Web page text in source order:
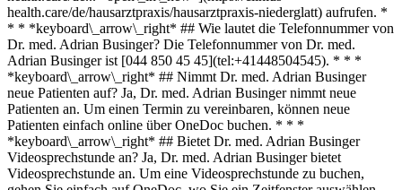
health.care/de/hausarztpraxis/hausarztpraxis-niederglatt) aufrufen. *
* * *keyboard\_arrow\_right* ## Wie lautet die Telefonnummer von
Dr. med. Adrian Businger? Die Telefonnummer von Dr. med.
Adrian Businger ist [044 850 45 45](tel:+41448504545). * * *
*keyboard\_arrow\_right* ## Nimmt Dr. med. Adrian Businger
neue Patienten auf? Ja, Dr. med. Adrian Businger nimmt neue
Patienten an. Um einen Termin zu vereinbaren, können neue
Patienten einfach online über OneDoc buchen. * * *
*keyboard\_arrow\_right* ## Bietet Dr. med. Adrian Businger
Videosprechstunde an? Ja, Dr. med. Adrian Businger bietet
Videosprechstunde an. Um eine Videosprechstunde zu buchen,